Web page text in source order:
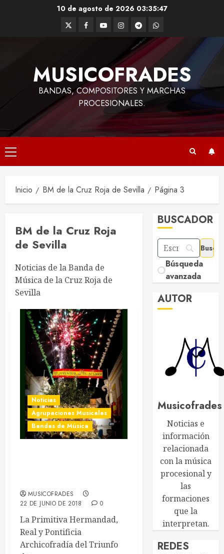
10 de agosto de 202603:35:47
TwitterFacebookYoutubeInstagramTelegramWhatsApp
MUSICOFRADES
BANDAS, COMPOSITORES Y MARCHAS
PROCESIONALES.
Menú
principal
Inicio BM de la Cruz Roja de Sevilla Página 3
BM de la Cruz Roja
de Sevilla
Noticias de la Banda de
Música de la Cruz Roja de
Sevilla
Noticias
Agrupaciones Musicales
Bandas de Música
MUSICOFRADES
22 DE JUNIO DE 2018
0
La Primitiva Hermandad,
Real y Pontificia
Archicofradía del Triunfo
BUSCADOR
Búsqueda
avanzada
AUTOR
Musicofrades
Noticias e
información
relacionada
con la música
procesional y
las
formaciones
que la
interpretan.
REDES